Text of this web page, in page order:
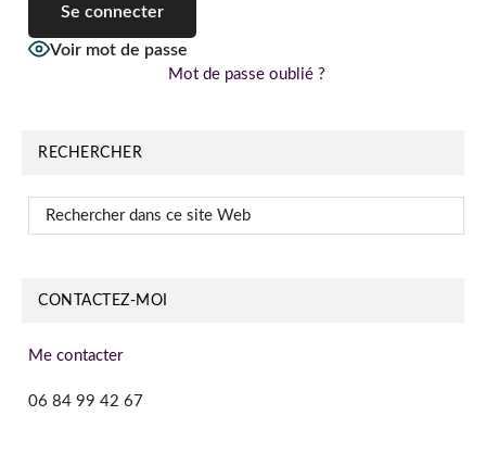
Voir mot de passe
Mot de passe oublié ?
RECHERCHER
Rechercher
dans
Web
CONTACTEZ-MOI
Me contacter
06 84 99 42 67